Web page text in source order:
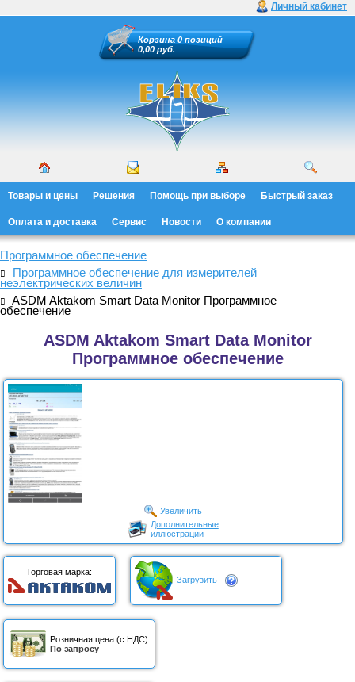
Личный кабинет
Корзина 0 позиций
0,00 руб.
Товары и цены Решения Помощь при выборе Быстрый заказ
Оплата и доставка Сервис Новости О компании
Программное обеспечение
Программное обеспечение для измерителей
неэлектрических величин
ASDM Aktakom Smart Data Monitor Программное
обеспечение
ASDM Aktakom Smart Data Monitor
Программное обеспечение
Увеличить
Дополнительные
иллюстрации
Торговая марка:
Загрузить
Розничная цена (с НДС):
По запросу